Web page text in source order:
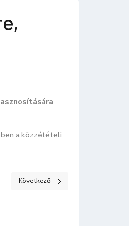
a közzétételi
Következő cikk: KÖZÉRDEKŰ
Következő